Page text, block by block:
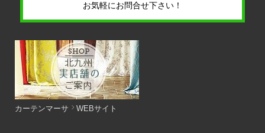
お気軽にお問合せ下さい！
カーテンマーサ WEBサイト